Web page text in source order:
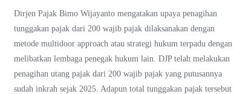
Dirjen Pajak Bimo Wijayanto mengatakan upaya penagihan
tunggakan pajak dari 200 wajib pajak dilaksanakan dengan
metode multidoor approach atau strategi hukum terpadu dengan
melibatkan lembaga penegak hukum lain. DJP telah melakukan
penagihan utang pajak dari 200 wajib pajak yang putusannya
sudah inkrah sejak 2025. Adapun total tunggakan pajak tersebut